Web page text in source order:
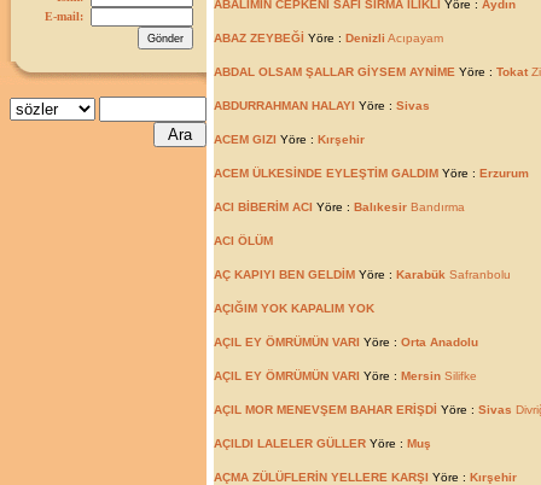
E-mail:
ABALIMIN CEPKENİ SAFİ SIRMA İLİKLİ Yöre : Aydın
ABAZ ZEYBEĞİ Yöre : Denizli Acıpayam
ABDAL OLSAM ŞALLAR GİYSEM AYNİME Yöre : Tokat
ABDURRAHMAN HALAYI Yöre : Sivas
ACEM GIZI Yöre : Kırşehir
ACEM ÜLKESİNDE EYLEŞTİM GALDIM Yöre : Erzurum
ACI BİBERİM ACI Yöre : Balıkesir Bandırma
ACI ÖLÜM
AÇ KAPIYI BEN GELDİM Yöre : Karabük Safranbolu
AÇIĞIM YOK KAPALIM YOK
AÇIL EY ÖMRÜMÜN VARI Yöre : Orta Anadolu
AÇIL EY ÖMRÜMÜN VARI Yöre : Mersin Silifke
AÇIL MOR MENEVŞEM BAHAR ERİŞDİ Yöre : Sivas
AÇILDI LALELER GÜLLER Yöre : Muş
AÇMA ZÜLÜFLERİN YELLERE KARŞI Yöre : Kırşehir